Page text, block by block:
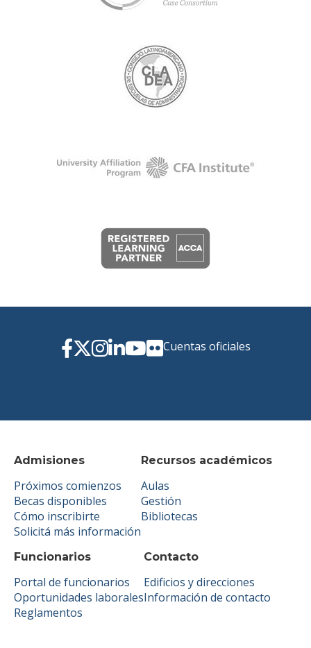
Admisiones
Próximos comienzos
Becas disponibles
Cómo inscribirte
Solicitá más información
Recursos académicos
Aulas
Gestión
Bibliotecas
Funcionarios
Portal de funcionarios
Oportunidades laborales
Reglamentos
Contacto
Edificios y direcciones
Información de contacto
Cuentas oficiales